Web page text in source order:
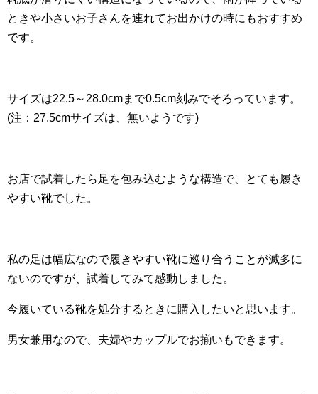
ときや小さいお子さんを連れてお出かけの時にもおすすめ
です。
サイズは22.5～28.0cmまで0.5cm刻みでそろっています。
(注：27.5cmサイズは、無いようです)
お店で試着したら足を包み込むような構造で、とても履き
やすい靴でした。
私の足は幅広なので履きやすい靴に巡り合うことが滅多に
ないのですが、試着してみて感動しました。
今履いている靴を処分するときに購入したいと思います。
男女兼用なので、夫婦やカップルでお揃いもできます。